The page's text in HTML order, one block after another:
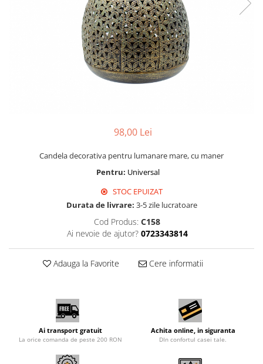
98,00 Lei
Candela decorativa pentru lumanare mare, cu maner
Pentru: Universal
STOC EPUIZAT
Durata de livrare: 3-5 zile lucratoare
Cod Produs: C158
Ai nevoie de ajutor? 0723343814
Adauga la Favorite Cere informatii
Ai transport gratuit
La orice comanda de peste 200 RON
Achita online, in siguranta
DIn confortul casei tale.